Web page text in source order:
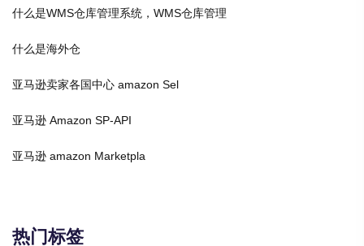
什么是WMS仓库管理系统，WMS仓库管理
什么是海外仓
亚马逊卖家各国中心 amazon Sel
亚马逊 Amazon SP-API
亚马逊 amazon Marketpla
热门标签